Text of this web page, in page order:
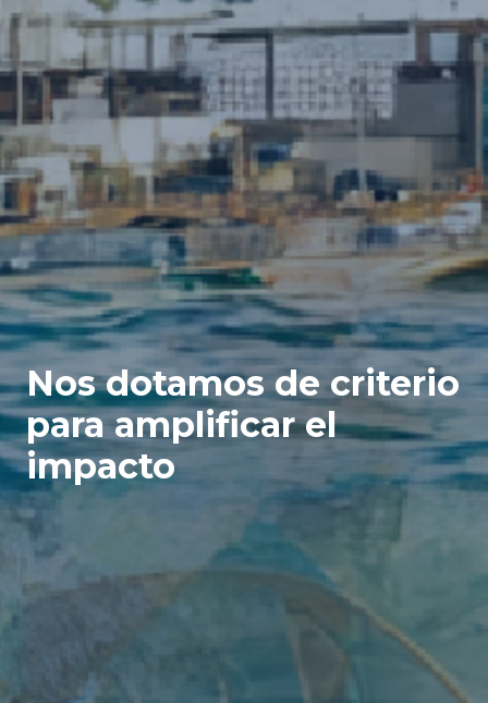
Nos dotamos de criterio
para amplificar el
impacto